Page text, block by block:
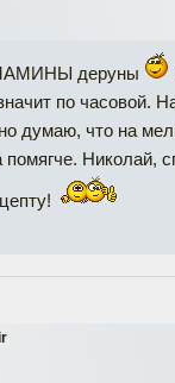
деруны
по часовой.
думаю, что на
помягче. Николай,